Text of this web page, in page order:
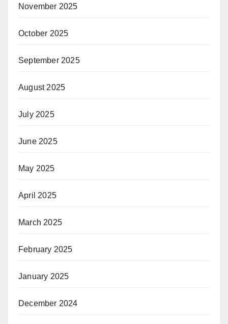
November 2025
October 2025
September 2025
August 2025
July 2025
June 2025
May 2025
April 2025
March 2025
February 2025
January 2025
December 2024